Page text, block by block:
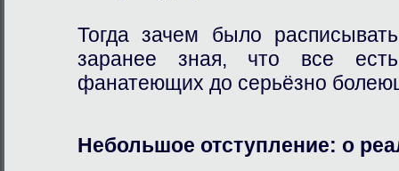
Тогда зачем было
заранее зная, что все
фанатеющих до серьёзно
Небольшое отступление: о